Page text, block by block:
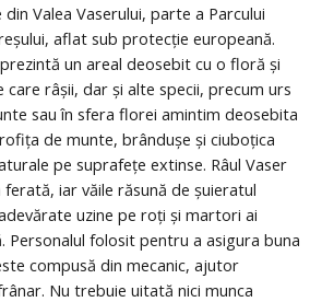
Valea Vaserului, parte a Parcului
aflat sub protecție europeană.
un areal deosebit cu o floră și
râșii, dar și alte specii, precum urs
sau în sfera florei amintim deosebita
de munte, brândușe și ciuboțica
pe suprafețe extinse. Râul Vaser
ferată, iar văile răsună de șuieratul
uzine pe roți și martori ai
Personalul folosit pentru a asigura buna
compusă din mecanic, ajutor
Nu trebuie uitată nici munca